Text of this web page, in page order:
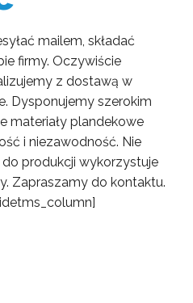
mailem, składać
firmy. Oczywiście
z dostawą w
Dysponujemy szerokim
materiały plandekowe
i niezawodność. Nie
do produkcji wykorzystuje
Zapraszamy do kontaktu.